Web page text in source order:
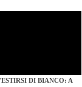
DI BIANCO: A